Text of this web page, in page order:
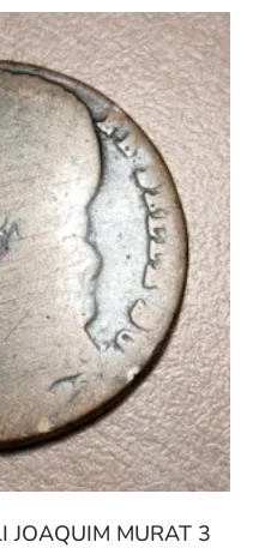
JOAQUIM MURAT 3